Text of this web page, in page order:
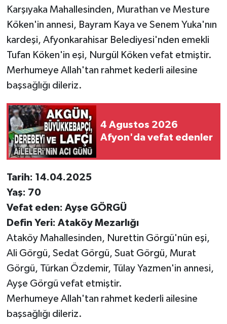
Karşıyaka Mahallesinden, Murathan ve Mesture
Köken'in annesi, Bayram Kaya ve Senem Yuka'nın
kardeşi, Afyonkarahisar Belediyesi'nden emekli
Tufan Köken'in eşi, Nurgül Köken vefat etmiştir.
Merhumeye Allah'tan rahmet kederli ailesine
başsağlığı dileriz.
4 Agustos 2026
Afyon'da vefat edenler
Tarih: 14.04.2025
Yaş: 70
Vefat eden: Ayşe GÖRGÜ
Defin Yeri: Ataköy Mezarlığı
Ataköy Mahallesinden, Nurettin Görgü'nün eşi,
Ali Görgü, Sedat Görgü, Suat Görgü, Murat
Görgü, Türkan Özdemir, Tülay Yazmen'in annesi,
Ayşe Görgü vefat etmiştir.
Merhumeye Allah'tan rahmet kederli ailesine
başsağlığı dileriz.